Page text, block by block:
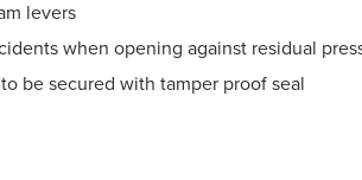
levers
when opening against residual
be secured with tamper proof seal